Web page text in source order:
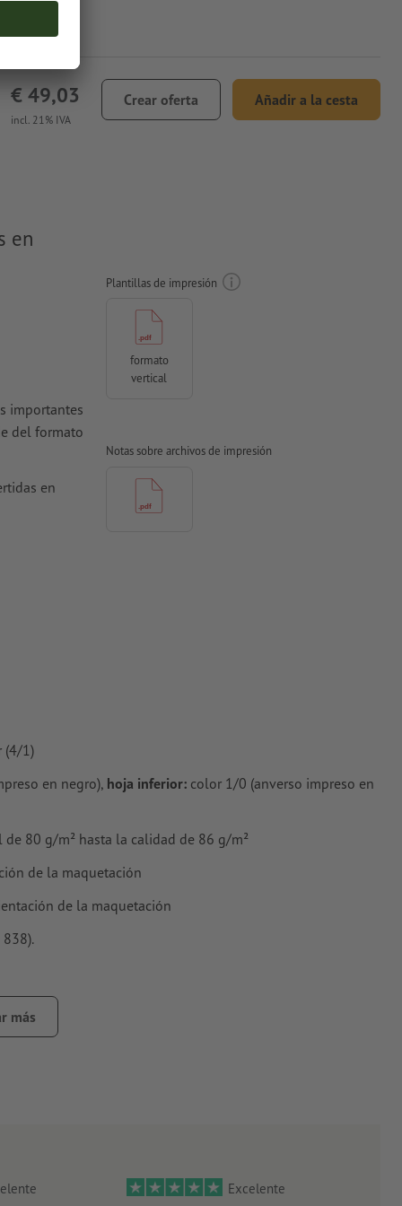
incl. 21% IVA
€ 49,03 Crear oferta Añadir a la cesta
en
importantes
del formato
en
para papel
Plantillas de impresión
formato
vertical
Notas sobre archivos de impresión
(4/1)
en negro), hoja inferior: color 1/0 (anverso impreso en
80 g/m² hasta la calidad de 86 g/m²
de la maquetación
de la maquetación
más
Excelente